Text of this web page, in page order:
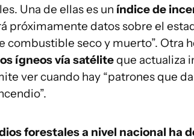
Una de ellas es un índice de
próximamente datos sobre el
combustible seco y muerto”. Otra
ígneos vía satéliteque actualiza
ver cuando hay “patrones que
forestales a nivel nacional ha